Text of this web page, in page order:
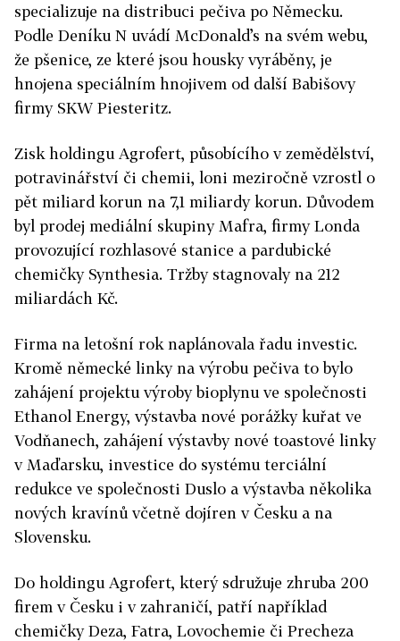
specializuje na distribuci pečiva po Německu.
Podle Deníku N uvádí McDonald’s na svém webu,
že pšenice, ze které jsou housky vyráběny, je
hnojena speciálním hnojivem od další Babišovy
firmy SKW Piesteritz.
Zisk holdingu Agrofert, působícího v zemědělství,
potravinářství či chemii, loni meziročně vzrostl o
pět miliard korun na 7,1 miliardy korun. Důvodem
byl prodej mediální skupiny Mafra, firmy Londa
provozující rozhlasové stanice a pardubické
chemičky Synthesia. Tržby stagnovaly na 212
miliardách Kč.
Firma na letošní rok naplánovala řadu investic.
Kromě německé linky na výrobu pečiva to bylo
zahájení projektu výroby bioplynu ve společnosti
Ethanol Energy, výstavba nové porážky kuřat ve
Vodňanech, zahájení výstavby nové toastové linky
v Maďarsku, investice do systému terciální
redukce ve společnosti Duslo a výstavba několika
nových kravínů včetně dojíren v Česku a na
Slovensku.
Do holdingu Agrofert, který sdružuje zhruba 200
firem v Česku i v zahraničí, patří například
chemičky Deza, Fatra, Lovochemie či Precheza